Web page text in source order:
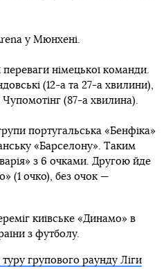
у Мюнхені.
німецької команди.
(12-а та 27-а хвилини),
(87-а хвилина).
португальська «Бенфіка»
«Барселону». Таким
з 6 очками. Другою йде
(1 очко), без очок —
київське «Динамо» в
з футболу.
групового раунду Ліги